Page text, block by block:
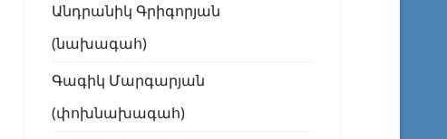
Անդրանիկ Գրիգորյան
(նախագահ)
Գագիկ Մարգարյան
(փոխնախագահ)